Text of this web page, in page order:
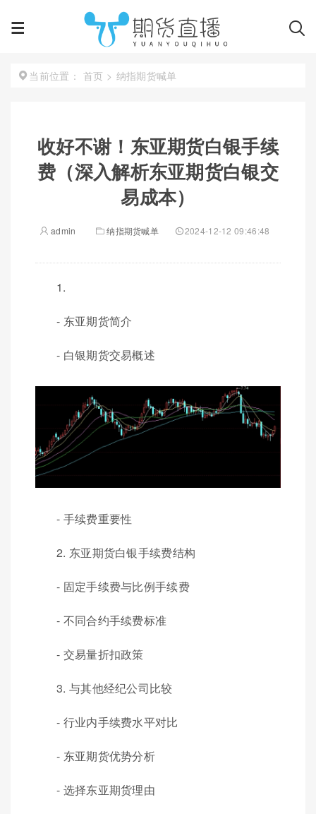
当前位置： 首页 > 纳指期货喊单
收好不谢！东亚期货白银手续
费（深入解析东亚期货白银交
易成本）
admin 纳指期货喊单 2024-12-12 09:46:48
1.
- 东亚期货简介
- 白银期货交易概述
- 手续费重要性
2. 东亚期货白银手续费结构
- 固定手续费与比例手续费
- 不同合约手续费标准
- 交易量折扣政策
3. 与其他经纪公司比较
- 行业内手续费水平对比
- 东亚期货优势分析
- 选择东亚期货理由